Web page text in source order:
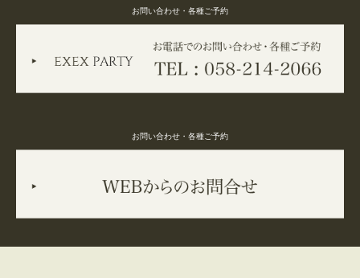
お問い合わせ・各種ご予約
お問い合わせ・各種ご予約